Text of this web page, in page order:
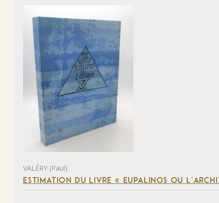
VALÉRY (Paul)
ESTIMATION DU LIVRE « EUPALINOS OU